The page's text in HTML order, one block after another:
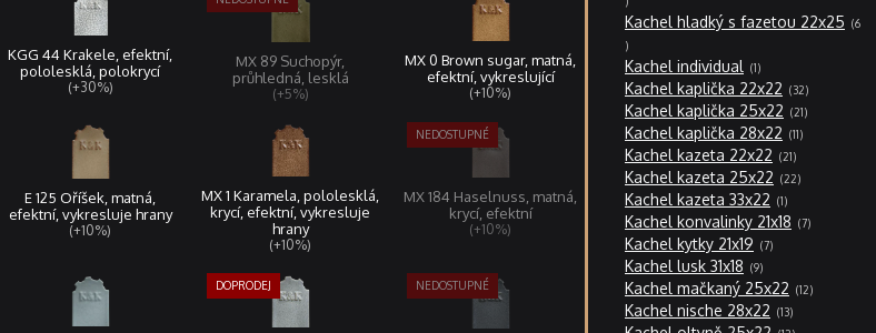
KGG 44 Krakele, efektní,
pololesklá, polokrycí
(+30%)
MX 89 Suchopýr,
průhledná, lesklá
(+5%)
MX 0 Brown sugar, matná,
efektní, vykreslující
(+10%)
E 125 Oříšek, matná,
efektní, vykresluje hrany
(+10%)
MX 1 Karamela, pololesklá,
krycí, efektní, vykresluje
hrany
(+10%)
MX 184 Haselnuss, matná,
krycí, efektní
(+10%)
produktů
Kachel hladký s fazetou 22x25
6
produktů
Kachel individual 1produkt
Kachel kaplička 22x22 32produktů
Kachel kaplička 25x22 21produktů
Kachel kaplička 28x22 11produktů
Kachel kazeta 22x22 21produktů
Kachel kazeta 25x22 22produktů
Kachel kazeta 33x22 1produkt
Kachel konvalinky 21x18 7produktů
Kachel kytky 21x19 7produktů
Kachel lusk 31x18 9produktů
Kachel mačkaný 25x22 12produktů
Kachel nische 28x22 13produktů